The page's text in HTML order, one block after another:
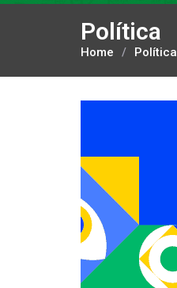
Política
Home / Política